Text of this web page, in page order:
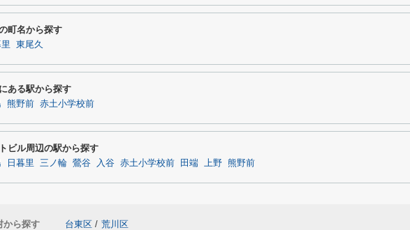
町名から探す
東尾久
ある駅から探す
熊野前 赤土小学校前
ビル周辺の駅から探す
日暮里 三ノ輪 鶯谷 入谷 赤土小学校前 田端 上野 熊野前
から探す 台東区 / 荒川区